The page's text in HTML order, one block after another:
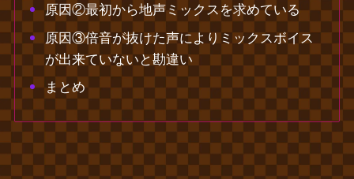
原因②最初から地声ミックスを求めている
原因③倍音が抜けた声によりミックスボイス
が出来ていないと勘違い
まとめ